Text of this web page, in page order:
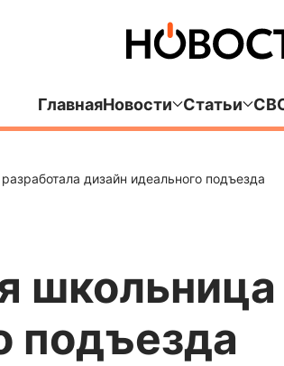
ГлавнаяНовости Статьи
дизайн идеального подъезда
подъезда